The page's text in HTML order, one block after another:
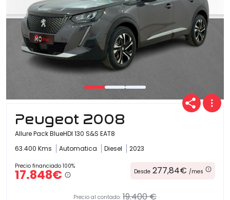
Peugeot 2008
Allure Pack BlueHDI 130 S&S EAT8
63.400 Kms
Automatica Diesel 2023
Precio financiado 100%
17.848€ Desde 277,84€ /mes
Precio al contado: 19.400 €